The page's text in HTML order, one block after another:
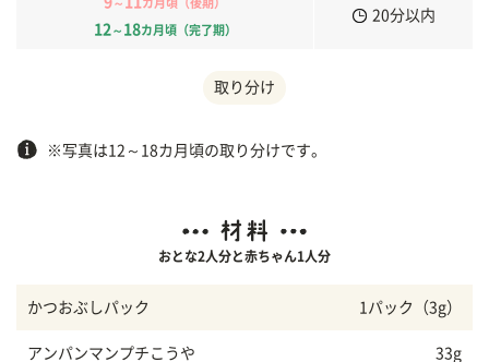
～ カ月頃（後期）
12 ～ 18カ月頃（完了期）
20分以内
取り分け
※写真は12～18カ月頃の取り分けです。
おとな2人分と赤ちゃん1人分
かつおぶしパック 1パック（3g）
アンパンマンプチこうや 33g